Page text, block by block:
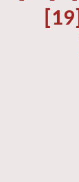
[19]